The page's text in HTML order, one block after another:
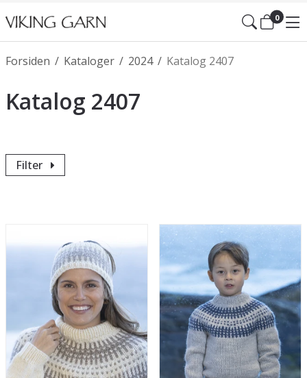
0
/
Forsiden /
Kataloger /
2024 Katalog 2407
Katalog 2407
Filter